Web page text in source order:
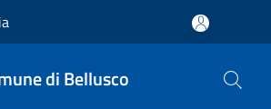
di Bellusco